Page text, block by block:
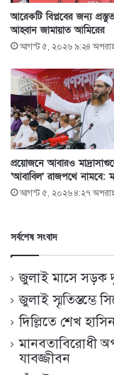
আরেকটি বিপ্লবের জন্য
আহ্বান জামায়াত আমিরের
আগস্ট ৫, ২০২৬ ৯:২৪
প্রয়োজনে আবারও
‘আবাবিল’ রাজপথে নামবে:
আগস্ট ৫, ২০২৬ ৪:২৭
সর্বশেষ সংবাদ
জুলাই মাসে সড়ক
জুলাই স্মৃতিস্তম্ভে
দিল্লিতে শেখ
মানবতাবিরোধী
যাবজ্জীবন